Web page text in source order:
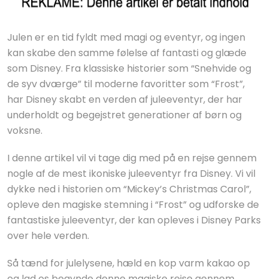
Julen er en tid fyldt med magi og eventyr, og ingen
kan skabe den samme følelse af fantasti og glæde
som Disney. Fra klassiske historier som “Snehvide og
de syv dværge” til moderne favoritter som “Frost”,
har Disney skabt en verden af juleeventyr, der har
underholdt og begejstret generationer af børn og
voksne.
I denne artikel vil vi tage dig med på en rejse gennem
nogle af de mest ikoniske juleeventyr fra Disney. Vi vil
dykke ned i historien om “Mickey’s Christmas Carol”,
opleve den magiske stemning i “Frost” og udforske de
fantastiske juleeventyr, der kan opleves i Disney Parks
over hele verden.
Så tænd for julelysene, hæld en kop varm kakao op